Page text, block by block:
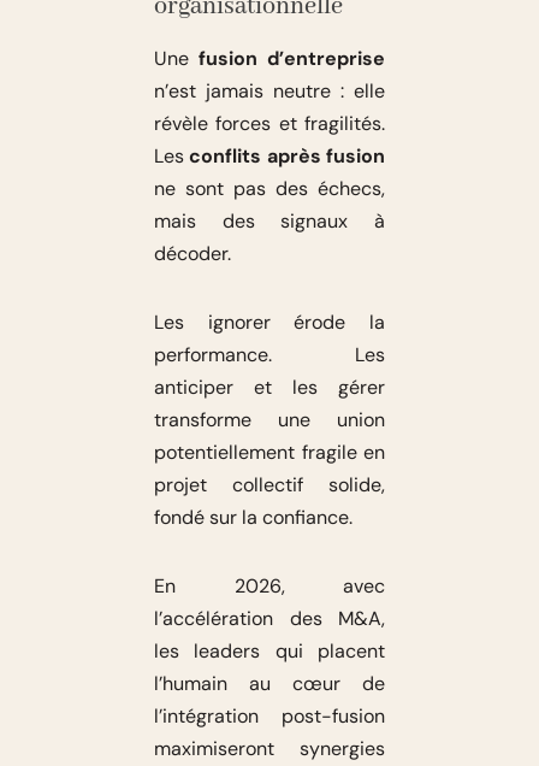
organisationnelle
Une fusion d’entreprise
n’est jamais neutre : elle
révèle forces et fragilités.
Lesconflits après fusion
ne sont pas des échecs,
mais des signaux à
décoder.
Les ignorer érode la
performance. Les
anticiper et les gérer
transforme une union
potentiellement fragile en
projet collectif solide,
fondé sur la confiance.
En 2026, avec
l’accélération des M&A,
les leaders qui placent
l’humain au cœur de
l’intégration post-fusion
maximiseront synergies